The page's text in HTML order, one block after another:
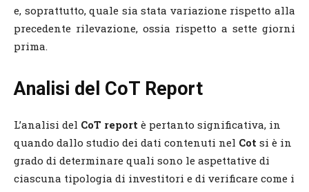
e, soprattutto, quale sia stata variazione rispetto alla
precedente rilevazione, ossia rispetto a sette giorni
prima.
Analisi del CoT Report
L’analisi del CoT report è pertanto significativa, in
quando dallo studio dei dati contenuti nel Cot si è in
grado di determinare quali sono le aspettative di
ciascuna tipologia di investitori e di verificare come i